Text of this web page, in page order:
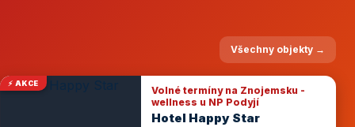
Všechny objekty →
⚡ AKCE
Volné termíny na Znojemsku -
wellness u NP Podyjí
Hotel Happy Star